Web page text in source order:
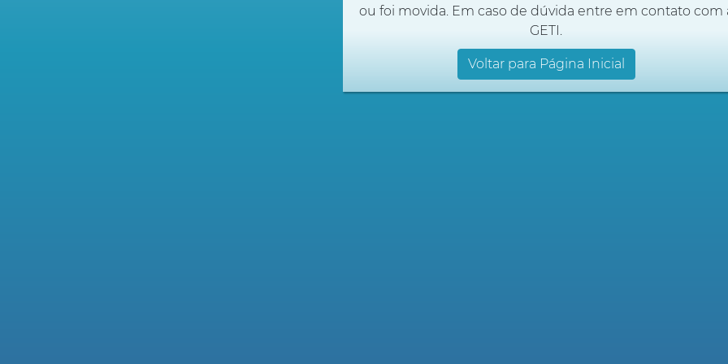
ou foi movida. Em caso de dúvida entre em contato com
GETI.
Voltar para Página Inicial